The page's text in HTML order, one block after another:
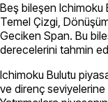
Beş bileşen Ichimoku
Temel Çizgi,
Geciken Span. Bu
derecelerini tahmin
Ichimoku Bulutu
ve direnç seviyelerine